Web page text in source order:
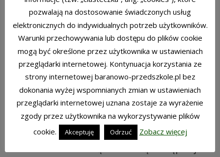
Promowanie czytania wśród dzieci i młodzieży
to dziś zadanie wymagające współpracy wielu
środowisk – rodziny, szkoły, ośrodków kultury.
Książka nie przegra w starciu z ekranem, jeśli
będzie wprowadzana świadomie, z
zaangażowaniem i w atmosferze bliskości. Jak
podkreśliła Irena Koźmińska, to od dorosłych
zależy, czy dzieci pokochają czytanie.
pozwalają na dostosowanie świadczonych usług
elektronicznych do indywidualnych potrzeb użytkowników.
Warunki przechowywania lub dostępu do plików cookie
mogą być określone przez użytkownika w ustawieniach
przeglądarki internetowej. Kontynuacja korzystania ze
strony internetowej baranowo-przedszkole.pl bez
dokonania wyżej wspomnianych zmian w ustawieniach
przeglądarki internetowej uznana zostaje za wyrażenie
zgody przez użytkownika na wykorzystywanie plików
cookie.
Akceptuję Odrzuć Zobacz więcej